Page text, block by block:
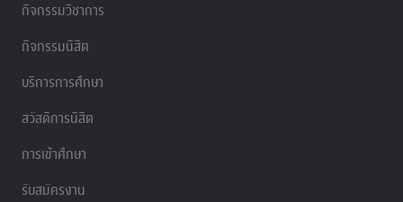
กิจกรรมวิชาการ
กิจกรรมนิสิต
บริการการศึกษา
สวัสดิการนิสิต
การเข้าศึกษา
รับสมัครงาน